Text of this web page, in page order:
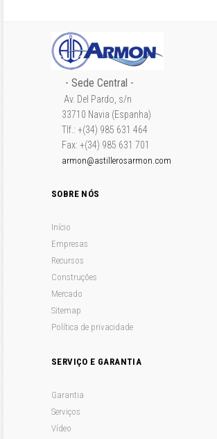
- Sede Central -
Av. Del Pardo, s/n
33710 Navia (Espanha)
Tlf.: +(34) 985 631 464
Fax: +(34) 985 631 701
armon@astillerosarmon.com
SOBRE NÓS
Início
Empresas
Recursos
Construções
Mercado
Sitemap
Política de privacidade
SERVIÇO E GARANTIA
Garantia
Serviços
Vídeo